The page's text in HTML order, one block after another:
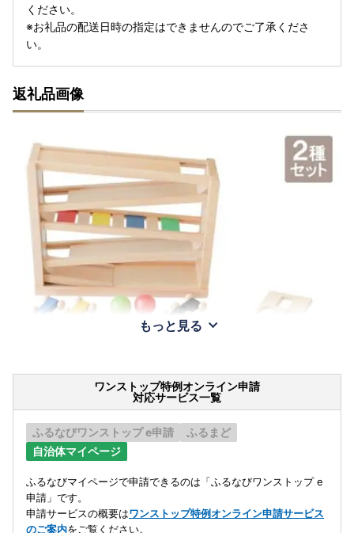
ください。
※お礼品の配送日時の指定はできませんのでご了承くださ
い。
返礼品画像
もっと見る
ワンストップ特例オンライン申請
対応サービス一覧
ふるなびワンストップ e申請
ふるまど
自治体マイページ
ふるなびマイページで申請できるのは「ふるなびワンストップ e
申請」です。
申請サービスの概要はワンストップ特例オンライン申請サービス
のご案内をご覧ください。